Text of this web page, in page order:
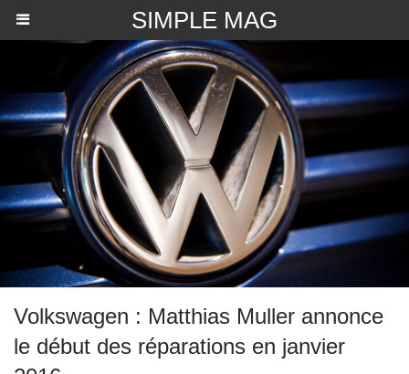
SIMPLE MAG
​Volkswagen : Matthias Muller annonce
le début des réparations en janvier